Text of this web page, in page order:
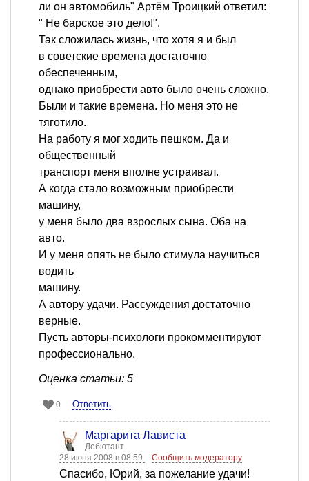
ли он автомобиль" Артём Троицкий ответил:
" Не барское это дело!".
Так сложилась жизнь, что хотя я и был
в советские времена достаточно
обеспеченным,
однако приобрести авто было очень сложно.
Были и такие времена. Но меня это не
тяготило.
На работу я мог ходить пешком. Да и
общественный
транспорт меня вполне устраивал.
А когда стало возможным приобрести
машину,
у меня было два взрослых сына. Оба на
авто.
И у меня опять не было стимула научиться
водить
машину.
А автору удачи. Рассуждения достаточно
верные.
Пусть авторы-психологи прокомментируют
профессионально.
Оценка статьи: 5
0 Ответить
Маргарита Лависта
Дебютант
28 июня 2008 в 08:59
Сообщить модератору
Спасибо, Юрий, за пожелание удачи!